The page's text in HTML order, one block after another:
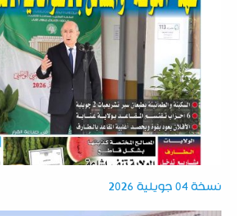
نسخة 04 جويلية 2026